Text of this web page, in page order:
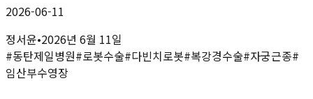
2026-06-11
정서윤•2026년 6월 11일
#동탄제일병원#로봇수술#다빈치로봇#복강경수술#자궁근종#
임산부수영장